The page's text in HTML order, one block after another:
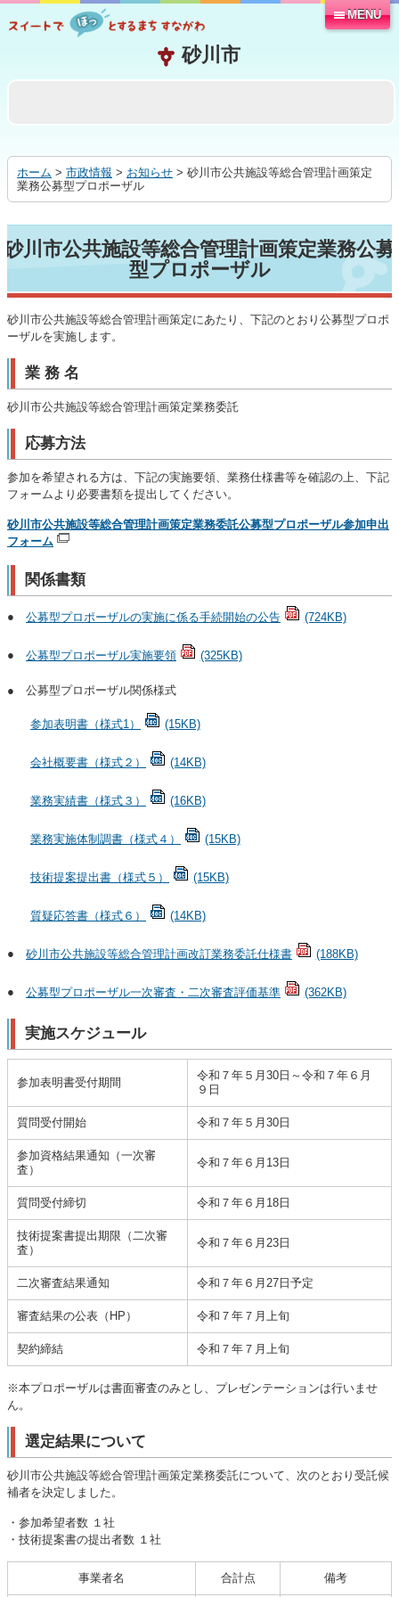
る
MENU
ホーム > 市政情報 > お知らせ > 砂川市公共施設等総合管理計画策定
業務公募型プロポーザル
砂川市公共施設等総合管理計画策定業務公募
型プロポーザル
砂川市公共施設等総合管理計画策定にあたり、下記のとおり公募型プロポ
ーザルを実施します。
業 務 名
砂川市公共施設等総合管理計画策定業務委託
応募方法
参加を希望される方は、下記の実施要領、業務仕様書等を確認の上、下記
フォームより必要書類を提出してください。
砂川市公共施設等総合管理計画策定業務委託公募型プロポーザル参加申出
フォーム
関係書類
● 公募型プロポーザルの実施に係る手続開始の公告 (724KB)
● 公募型プロポーザル実施要領 (325KB)
● 公募型プロポーザル関係様式
参加表明書（様式1） (15KB)
会社概要書（様式２） (14KB)
業務実績書（様式３） (16KB)
業務実施体制調書（様式４） (15KB)
技術提案提出書（様式５） (15KB)
質疑応答書（様式６） (14KB)
● 砂川市公共施設等総合管理計画改訂業務委託仕様書 (188KB)
● 公募型プロポーザル一次審査・二次審査評価基準 (362KB)
実施スケジュール
参加表明書受付期間
令和７年５月30日～令和７年６月
９日
質問受付開始 令和７年５月30日
参加資格結果通知（一次審
査）
令和７年６月13日
質問受付締切 令和７年６月18日
技術提案書提出期限（二次審
査）
令和７年６月23日
二次審査結果通知 令和７年６月27日予定
審査結果の公表（HP） 令和７年７月上旬
契約締結 令和７年７月上旬
※本プロポーザルは書面審査のみとし、プレゼンテーションは行いませ
ん。
選定結果について
砂川市公共施設等総合管理計画策定業務委託について、次のとおり受託候
補者を決定しました。
・参加希望者数 １社
・技術提案書の提出者数 １社
事業者名 合計点 備考